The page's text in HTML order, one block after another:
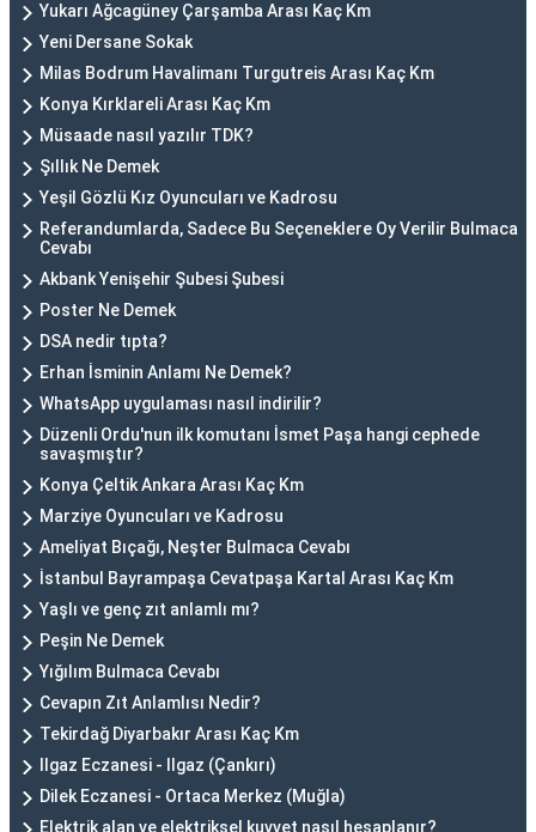
Yukarı Ağcagüney Çarşamba Arası Kaç Km
Yeni Dersane Sokak
Milas Bodrum Havalimanı Turgutreis Arası Kaç Km
Konya Kırklareli Arası Kaç Km
Müsaade nasıl yazılır TDK?
Şıllık Ne Demek
Yeşil Gözlü Kız Oyuncuları ve Kadrosu
Referandumlarda, Sadece Bu Seçeneklere Oy Verilir Bulmaca
Cevabı
Akbank Yenişehir Şubesi Şubesi
Poster Ne Demek
DSA nedir tıpta?
Erhan İsminin Anlamı Ne Demek?
WhatsApp uygulaması nasıl indirilir?
Düzenli Ordu'nun ilk komutanı İsmet Paşa hangi cephede
savaşmıştır?
Konya Çeltik Ankara Arası Kaç Km
Marziye Oyuncuları ve Kadrosu
Ameliyat Bıçağı, Neşter Bulmaca Cevabı
İstanbul Bayrampaşa Cevatpaşa Kartal Arası Kaç Km
Yaşlı ve genç zıt anlamlı mı?
Peşin Ne Demek
Yığılım Bulmaca Cevabı
Cevapın Zıt Anlamlısı Nedir?
Tekirdağ Diyarbakır Arası Kaç Km
Ilgaz Eczanesi - Ilgaz (Çankırı)
Dilek Eczanesi - Ortaca Merkez (Muğla)
Elektrik alan ve elektriksel kuvvet nasıl hesaplanır?